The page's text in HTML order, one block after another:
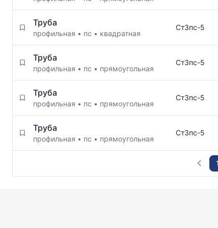
Труба
профильная • пс • квадратная
Ст3пс-5
Труба
профильная • пс • прямоугольная
Ст3пс-5
Труба
профильная • пс • прямоугольная
Ст3пс-5
Труба
профильная • пс • прямоугольная
Ст3пс-5
1